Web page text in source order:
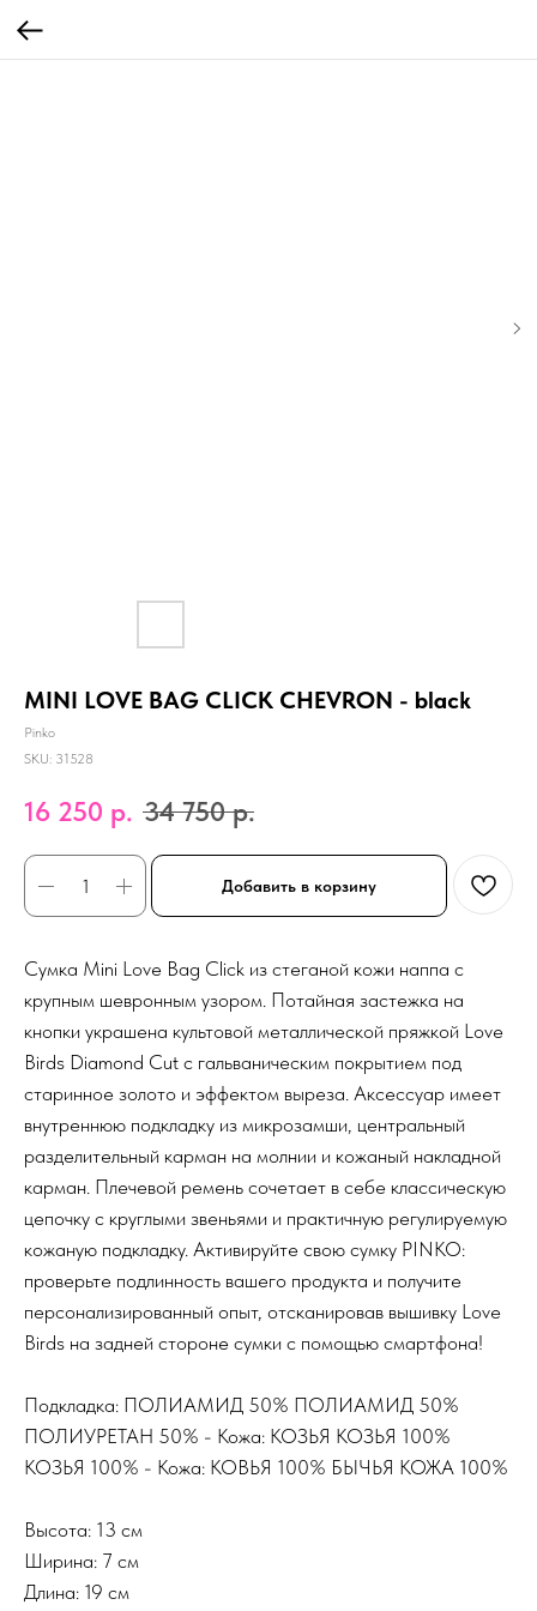
MINI LOVE BAG CLICK CHEVRON - black
Pinko
SKU: 31528
16 250 р. 34 750 р.
Добавить в корзину
Сумка Mini Love Bag Click из стеганой кожи наппа с
крупным шевронным узором. Потайная застежка на
кнопки украшена культовой металлической пряжкой Love
Birds Diamond Cut с гальваническим покрытием под
старинное золото и эффектом выреза. Аксессуар имеет
внутреннюю подкладку из микрозамши, центральный
разделительный карман на молнии и кожаный накладной
карман. Плечевой ремень сочетает в себе классическую
цепочку с круглыми звеньями и практичную регулируемую
кожаную подкладку. Активируйте свою сумку PINKO:
проверьте подлинность вашего продукта и получите
персонализированный опыт, отсканировав вышивку Love
Birds на задней стороне сумки с помощью смартфона!
Подкладка: ПОЛИАМИД 50% ПОЛИАМИД 50%
ПОЛИУРЕТАН 50% - Кожа: КОЗЬЯ КОЗЬЯ 100%
КОЗЬЯ 100% - Кожа: КОВЬЯ 100% БЫЧЬЯ КОЖА 100%
Высота: 13 см
Ширина: 7 см
Длина: 19 см